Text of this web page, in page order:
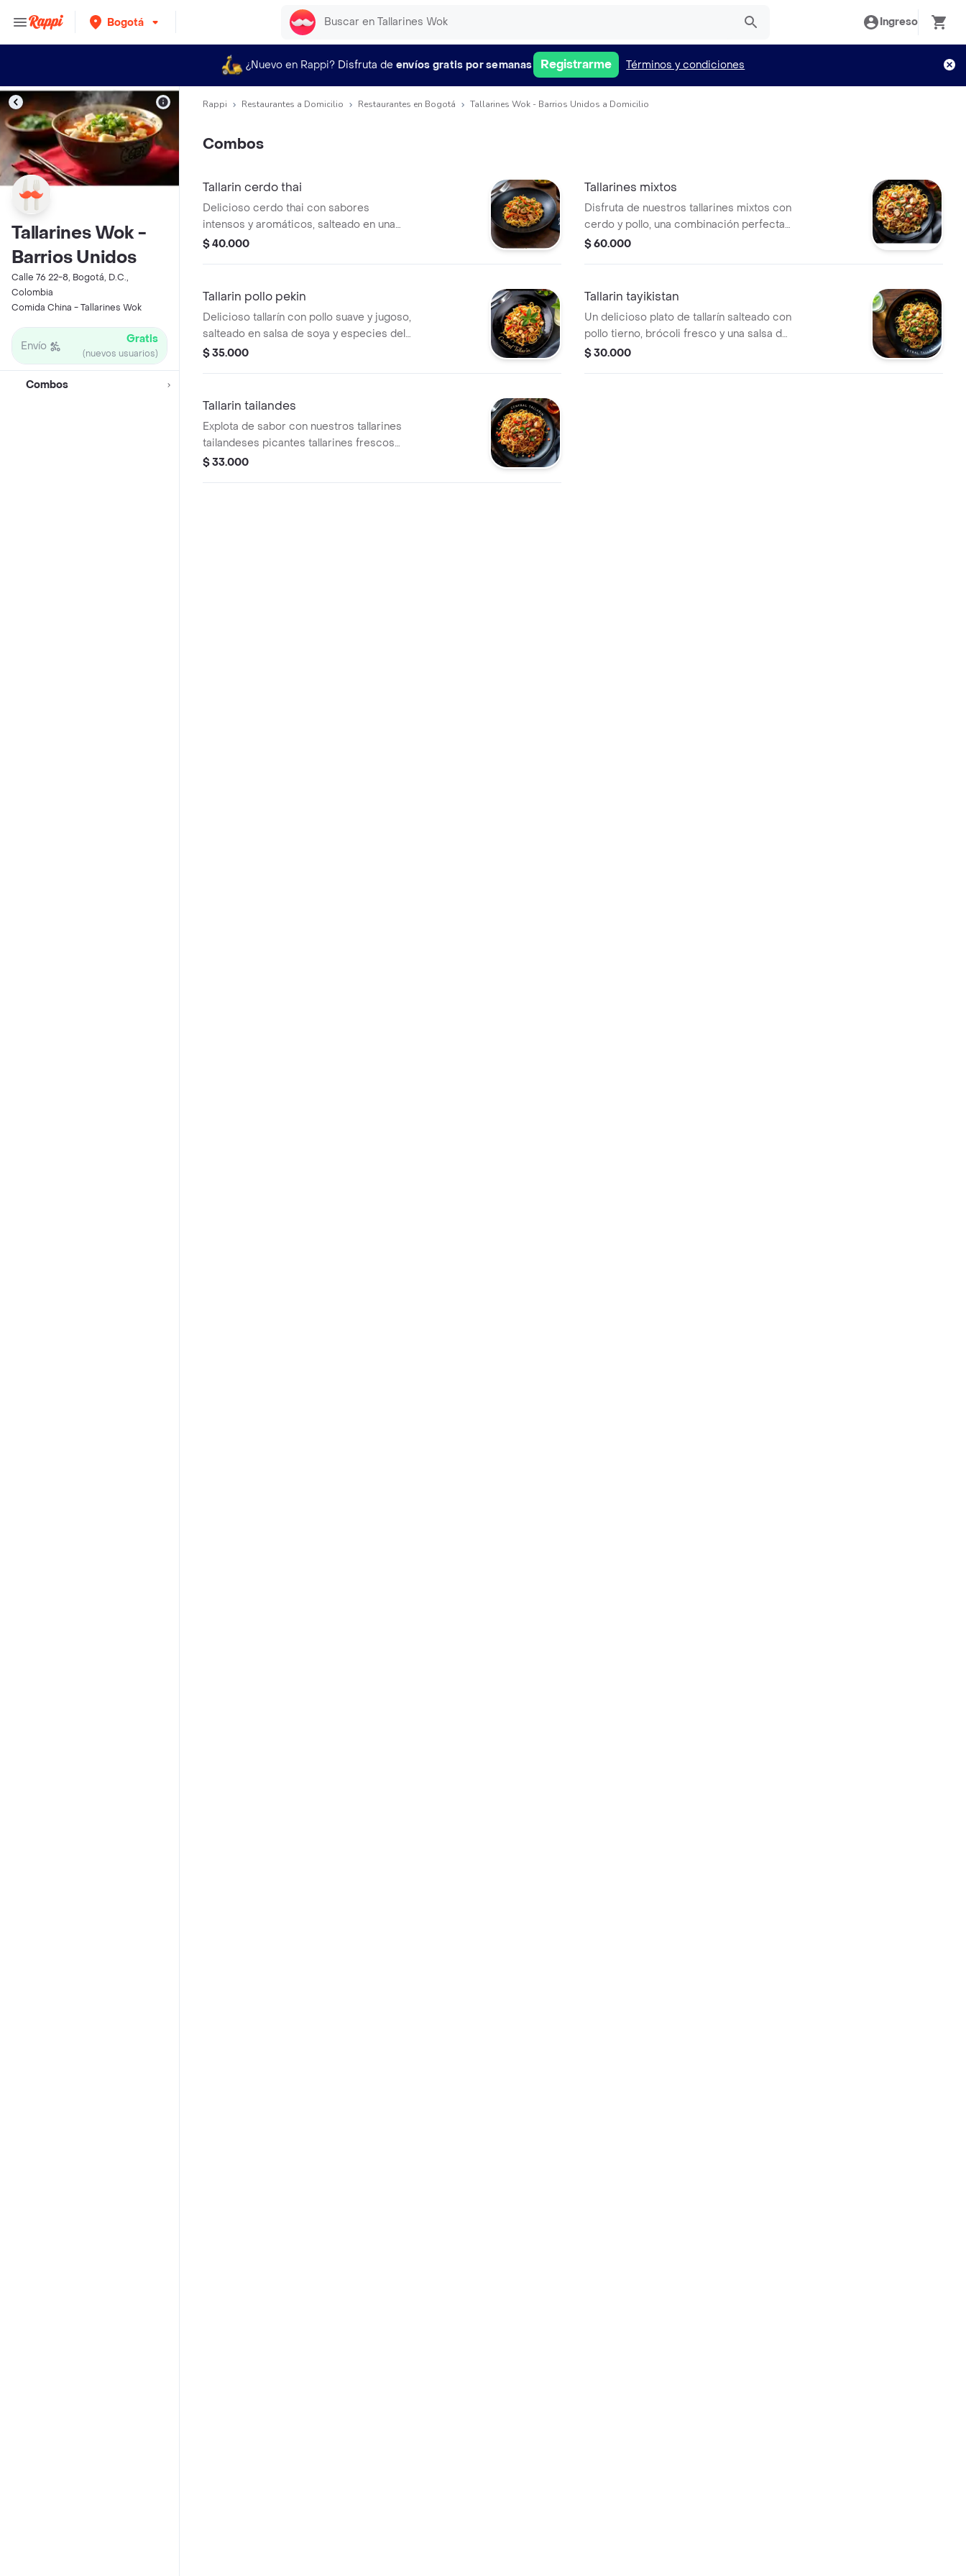
Bogotá Ingreso
¿Nuevo en Rappi? Disfruta de envíos gratis por semanas Registrarme Términos y condiciones
Tallarines Wok -
Barrios Unidos
Calle 76 22-8, Bogotá, D.C.,
Colombia
Comida China - Tallarines Wok
Envío Gratis
(nuevos usuarios)
Combos
Rappi Restaurantes a Domicilio Restaurantes en Bogotá Tallarines Wok - Barrios Unidos a Domicilio
Combos
Tallarin cerdo thai
Delicioso cerdo thai con sabores
intensos y aromáticos, salteado en una
salsa de soja y especias tradicionales,
$ 40.000
Tallarines mixtos
Disfruta de nuestros tallarines mixtos con
cerdo y pollo, una combinación perfecta
de sabores y texturas. tallarines frescos
una salsa de soya especiada más bebida
a elección.
$ 60.000
Tallarin pollo pekin
Delicioso tallarín con pollo suave y jugoso,
salteado en salsa de soya y especies del
medio oriente, servido con verduras
$ 35.000
Tallarin tayikistan
Un delicioso plato de tallarín salteado con
pollo tierno, brócoli fresco y una salsa de
teriyaki más bebida a elección.
$ 30.000
Tallarin tailandes
Explota de sabor con nuestros tallarines
tailandeses picantes tallarines frescos
cocidos al dente, mezclados con
$ 33.000